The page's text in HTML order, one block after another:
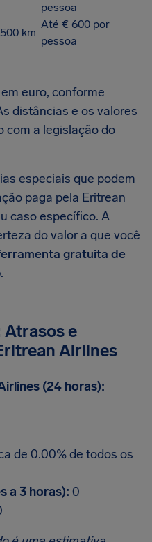
pessoa
km
Até € 600 por
pessoa
euro, conforme
distâncias e os valores
com a legislação do
especiais que podem
paga pela Eritrean
caso específico. A
do valor a que você
gratuita de
.
e
Airlines
(24 horas):
de 0.00% de todos os
a 3 horas): 0